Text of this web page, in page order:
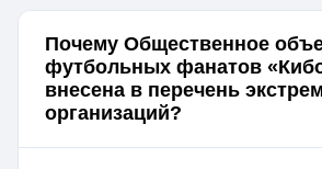
Почему Общественное
футбольных фанатов
внесена в перечень
организаций?